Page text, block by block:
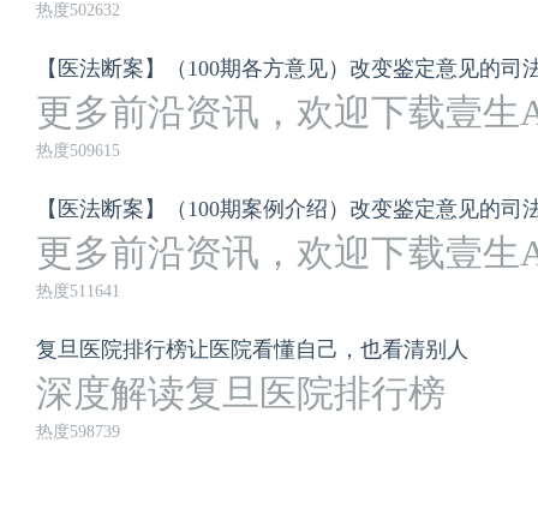
热度502632
【医法断案】（100期各方意见）改变鉴定意见的
更多前沿资讯，欢迎下载壹生
热度509615
【医法断案】（100期案例介绍）改变鉴定意见的
更多前沿资讯，欢迎下载壹生
热度511641
复旦医院排行榜让医院看懂自己，也看清别人
深度解读复旦医院排行榜
热度598739